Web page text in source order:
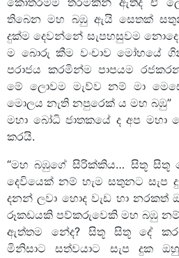
තිබෙන මහ බඹු ඇයි සෙතක්
දුක්ම දෙවන්නේ සැපහසුවම
ම බොරු කීම වංචාව මෝහයේ
පරාජය කරමින්ම පාපයම
මේ ලොවම මැව්ව නම් මා
මොලය නැති නපුරෙක්‍ ය මහ බඹු”
මහා බෝධි ජාතකයේ ද අප
කරයි.
“මහ බඹුගේ සිරික්කිය… සිතූ සිතූ
දෙවියෙක් නම් හැම සතුනට සැප
දනන් ලවා හොද වැඩ හා නරකත්
රූකඩයකි පව්කරුවෙකි මහ බඹු
ඇත්තම නේද? සිතූ සිතූ දේ
මිනිසාට සත්වයාට සැප දුක